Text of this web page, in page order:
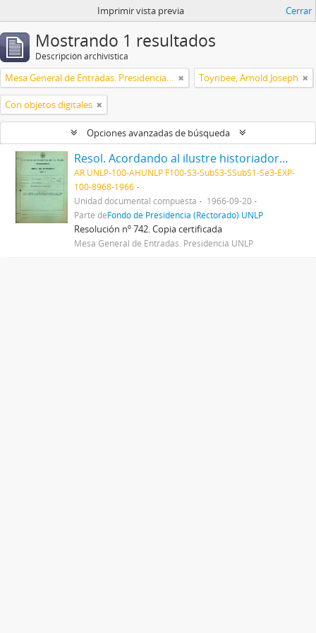
Imprimir vista previa Cerrar
Mostrando 1 resultados
Descripción archivística
Mesa General de Entradas. Presidencia UNLP Toynbee, Arnold Joseph
Con objetos digitales
Opciones avanzadas de búsqueda
Resol. Acordando al ilustre historiador inglés Dr. Arnold Toynbee, el título de "Doctor Honoris Causa" de esta Universidad 1966
AR UNLP-100-AHUNLP F100-S3-SubS3-SSubS1-Se3-EXP-
100-8968-1966
Unidad documental compuesta
1966-09-20
Parte deFondo de Presidencia (Rectorado) UNLP
Resolución nº 742. Copia certificada
Mesa General de Entradas. Presidencia UNLP